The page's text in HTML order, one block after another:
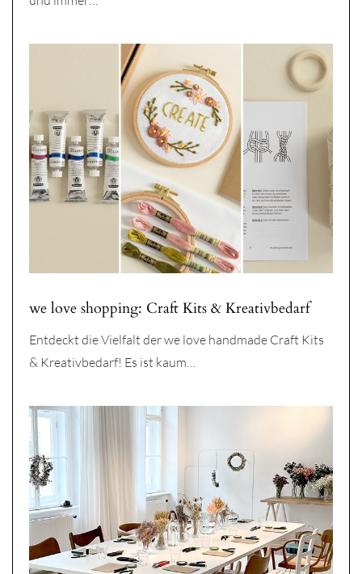
we love shopping: Craft Kits & Kreativbedarf
Entdeckt die Vielfalt der we love handmade Craft Kits
& Kreativbedarf! Es ist kaum…